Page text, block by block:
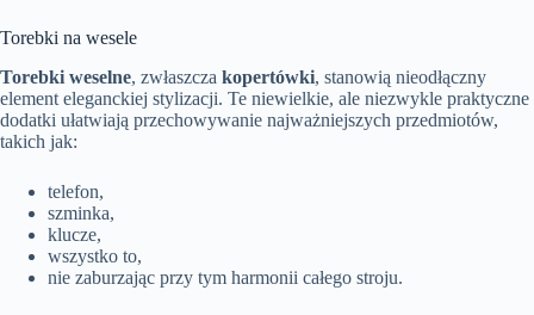
Torebki na wesele
Torebki weselne, zwłaszcza kopertówki, stanowią nieodłączny
element eleganckiej stylizacji. Te niewielkie, ale niezwykle praktyczne
dodatki ułatwiają przechowywanie najważniejszych przedmiotów,
takich jak:
telefon,
szminka,
klucze,
wszystko to,
nie zaburzając przy tym harmonii całego stroju.